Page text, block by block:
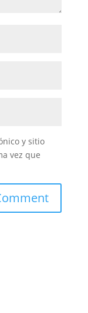
y sitio
vez que